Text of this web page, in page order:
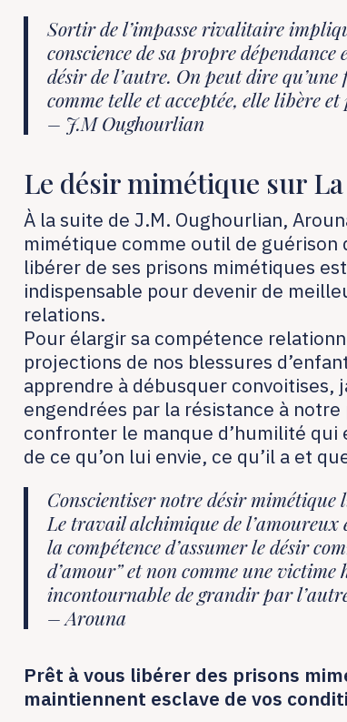
Sortir de l’impasse rivalitaire
conscience de sa propre dépendance
désir de l’autre. On peut dire qu’une
comme telle et acceptée, elle libère
– J.M Oughourlian
Le désir mimétique sur La
À la suite de J.M. Oughourlian,
mimétique comme outil de guérison
libérer de ses prisons mimétiques
indispensable pour devenir de
relations.
Pour élargir sa compétence
projections de nos blessures
apprendre à débusquer convoitises,
engendrées par la résistance à
confronter le manque d’humilité qui
de ce qu’on lui envie, ce qu’il a et
Conscientiser notre désir mimétique
Le travail alchimique de
la compétence d’assumer le désir
d’amour” et non comme une
incontournable de grandir par
– Arouna
Prêt à vous libérer des prisons
maintiennent esclave de vos